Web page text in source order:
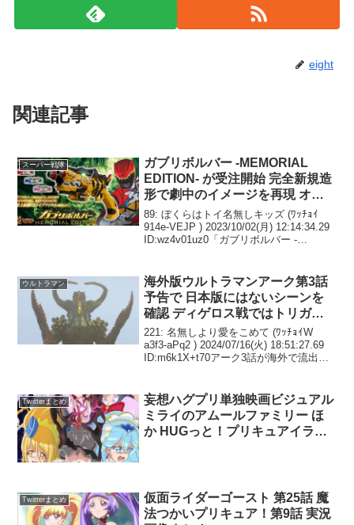
EDITION- が受注開始 完全新規造
形で劇中のイメージを再現 オリ
ジナルキャスト陣のセリフ多数収
録 対応獣電池の付属は3本 これは
追加で別売りされるパターンだ
89: ぼくらはトイ名無しキッズ (ﾜｯﾁｮｲ
914e-VEJP ) 2023/10/02(月) 12:14:34.29
ID:wz4v01uz0「ガブリボルバー -
MEMORIAL EDITION-」（バンダイ）が
発売される。価格は1万...
予告で 日本版にはないシーンを
確認 ディゲロス戦ではトリガー
以来となるあの演出が
221: 名無しより愛をこめて (ﾜｯﾁｮｲW
a3f3-aPq2 ) 2024/07/16(火) 18:51:27.69
ID:m6k1X+t70アーク3話が海外で流出し
てるらしいな222: 名無しより愛をこめて
ミライのアムールファミリー ほ
か HUGっと！プリキュアイラス
トまとめ
法つかいプリキュア！第9話 実況
画像まとめ